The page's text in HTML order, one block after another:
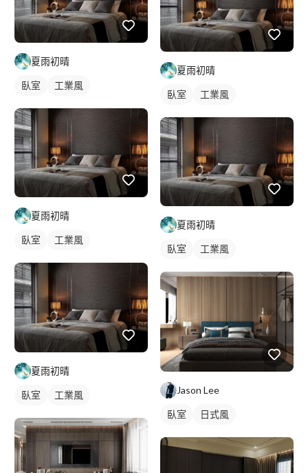
夏雨初晴
臥室 工業風
夏雨初晴
臥室 工業風
夏雨初晴
臥室 工業風
夏雨初晴
臥室 工業風
夏雨初晴
臥室 工業風
Jason Lee
臥室 日式風